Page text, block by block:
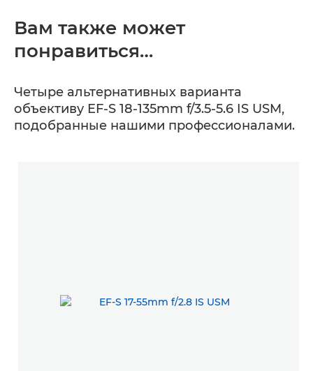
Вам также может
понравиться…
Четыре альтернативных варианта
объективу EF-S 18-135mm f/3.5-5.6 IS USM,
подобранные нашими профессионалами.